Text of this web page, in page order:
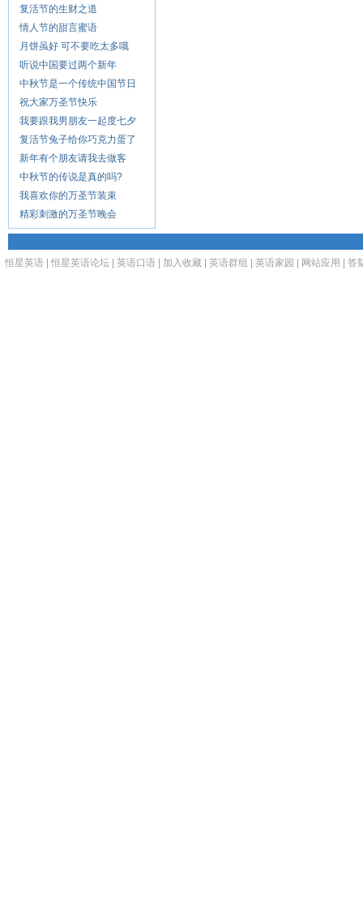
复活节的生财之道
情人节的甜言蜜语
月饼虽好 可不要吃太多哦
听说中国要过两个新年
中秋节是一个传统中国节日
祝大家万圣节快乐
我要跟我男朋友一起度七夕
复活节兔子给你巧克力蛋了
新年有个朋友请我去做客
中秋节的传说是真的吗?
我喜欢你的万圣节装束
精彩刺激的万圣节晚会
恒星英语 恒星英语论坛 英语口语 加入收藏 英语群组 英语家园 网站应用 答